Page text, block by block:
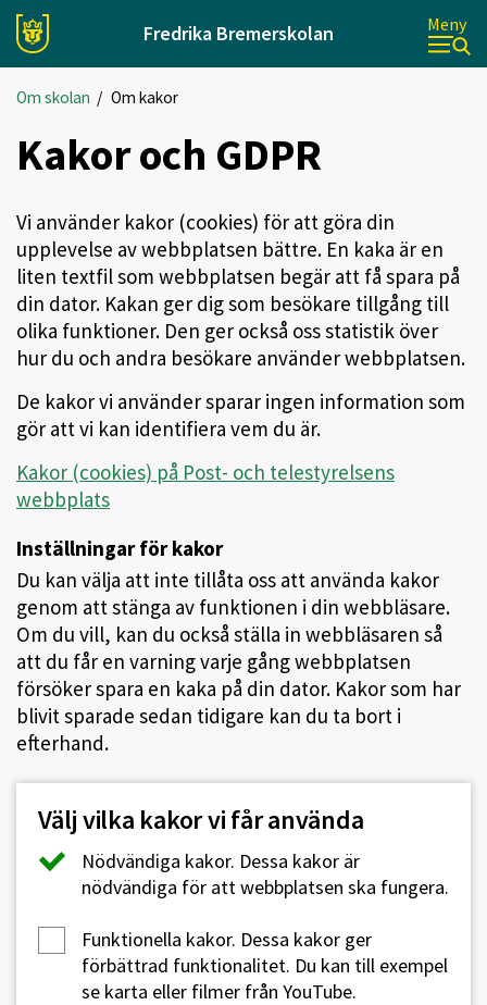
Fredrika Bremerskolan Meny
Om skolan / Om kakor
Kakor och GDPR
Vi använder kakor (cookies) för att göra din
upplevelse av webbplatsen bättre. En kaka är en
liten textfil som webbplatsen begär att få spara på
din dator. Kakan ger dig som besökare tillgång till
olika funktioner. Den ger också oss statistik över
hur du och andra besökare använder webbplatsen.
De kakor vi använder sparar ingen information som
gör att vi kan identifiera vem du är.
Kakor (cookies) på Post- och telestyrelsens
webbplats
Inställningar för kakor
Du kan välja att inte tillåta oss att använda kakor
genom att stänga av funktionen i din webbläsare.
Om du vill, kan du också ställa in webbläsaren så
att du får en varning varje gång webbplatsen
försöker spara en kaka på din dator. Kakor som har
blivit sparade sedan tidigare kan du ta bort i
efterhand.
Välj vilka kakor vi får använda
Nödvändiga kakor. Dessa kakor är
nödvändiga för att webbplatsen ska fungera.
Funktionella kakor. Dessa kakor ger
förbättrad funktionalitet. Du kan till exempel
se karta eller filmer från YouTube.